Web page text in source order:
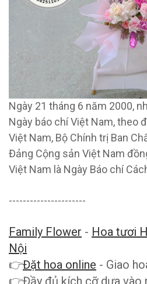
Ngày 21 tháng 6 năm 2000,
Ngày báo chí Việt Nam, theo
Việt Nam, Bộ Chính trị Ban
Đảng Cộng sản Việt Nam
Việt Nam là Ngày Báo chí
----------------------
Family Flower - Hoa tươi
Nội
👉Đặt hoa online - Giao
👉Đầy đủ kích cỡ dựa vào